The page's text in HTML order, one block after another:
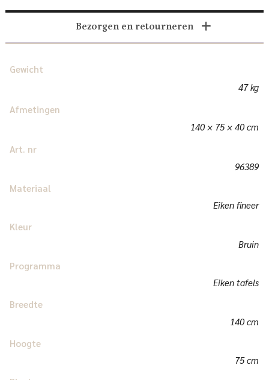
Bezorgen en retourneren
Gewicht
47 kg
Afmetingen
140 × 75 × 40 cm
Art. nr
96389
Materiaal
Eiken fineer
Kleur
Bruin
Programma
Eiken tafels
Breedte
140 cm
Hoogte
75 cm